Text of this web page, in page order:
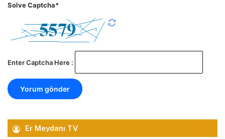
Solve Captcha*
Enter Captcha Here :
Er Meydanı TV